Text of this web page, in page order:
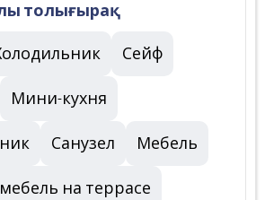
толығырақ
Сейф
Мини-кухня
Санузел Мебель
на террасе